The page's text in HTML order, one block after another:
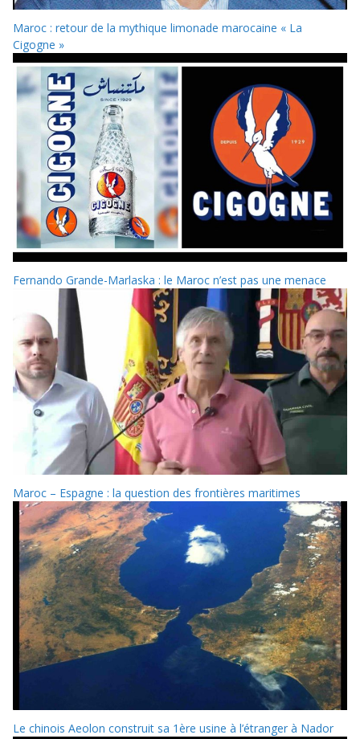
Maroc : retour de la mythique limonade marocaine « La
Cigogne »
Fernando Grande-Marlaska : le Maroc n’est pas une menace
Maroc – Espagne : la question des frontières maritimes
Le chinois Aeolon construit sa 1ère usine à l’étranger à Nador